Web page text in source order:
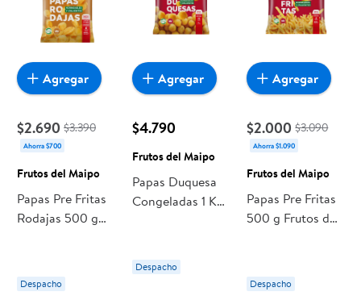
$2.690 $3.390
Ahorra $700
Frutos del Maipo
Papas Pre Fritas
Rodajas 500 g
Despacho
Agregar
$4.790
Frutos del Maipo
Papas Duquesa
Congeladas 1 Kg
Despacho
Agregar
$2.000 $3.090
Ahorra $1.090
Frutos del Maipo
Papas Pre Fritas
500 g Frutos del
Despacho
Agregar